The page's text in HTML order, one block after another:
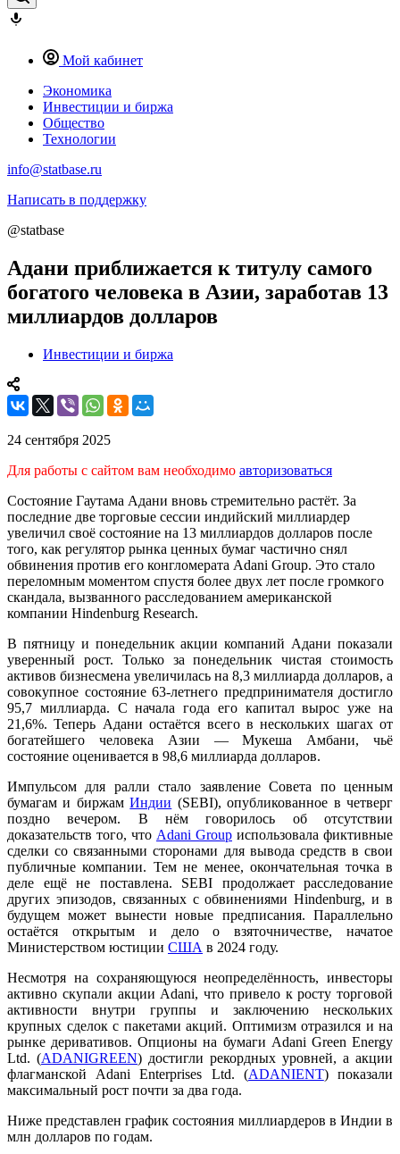
Мой кабинет
Экономика
Инвестиции и биржа
Общество
Технологии
info@statbase.ru
Написать в поддержку
@statbase
Адани приближается к титулу самого
богатого человека в Азии, заработав 13
миллиардов долларов
Инвестиции и биржа
24 сентября 2025
Для работы с сайтом вам необходимо авторизоваться
Состояние Гаутама Адани вновь стремительно растёт. За
последние две торговые сессии индийский миллиардер
увеличил своё состояние на 13 миллиардов долларов после
того, как регулятор рынка ценных бумаг частично снял
обвинения против его конгломерата Adani Group. Это стало
переломным моментом спустя более двух лет после громкого
скандала, вызванного расследованием американской
компании Hindenburg Research.
В пятницу и понедельник акции компаний Адани показали
уверенный рост. Только за понедельник чистая стоимость
активов бизнесмена увеличилась на 8,3 миллиарда долларов, а
совокупное состояние 63-летнего предпринимателя достигло
95,7 миллиарда. С начала года его капитал вырос уже на
21,6%. Теперь Адани остаётся всего в нескольких шагах от
богатейшего человека Азии — Мукеша Амбани, чьё
состояние оценивается в 98,6 миллиарда долларов.
Импульсом для ралли стало заявление Совета по ценным
бумагам и биржамИндии (SEBI), опубликованное в четверг
поздно вечером. В нём говорилось об отсутствии
доказательств того, что Adani Group использовала фиктивные
сделки со связанными сторонами для вывода средств в свои
публичные компании. Тем не менее, окончательная точка в
деле ещё не поставлена. SEBI продолжает расследование
других эпизодов, связанных с обвинениями Hindenburg, и в
будущем может вынести новые предписания. Параллельно
остаётся открытым и дело о взяточничестве, начатое
Министерством юстиции США в 2024 году.
Несмотря на сохраняющуюся неопределённость, инвесторы
активно скупали акции Adani, что привело к росту торговой
активности внутри группы и заключению нескольких
крупных сделок с пакетами акций. Оптимизм отразился и на
рынке деривативов. Опционы на бумаги Adani Green Energy
Ltd. (ADANIGREEN) достигли рекордных уровней, а акции
флагманской Adani Enterprises Ltd. (ADANIENT) показали
максимальный рост почти за два года.
Ниже представлен график состояния миллиардеров в Индии в
млн долларов по годам.